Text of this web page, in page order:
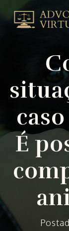
Como
fica
caso
divórcio?
É
possível
guarda
do
animalzinho?
Advocacia
É